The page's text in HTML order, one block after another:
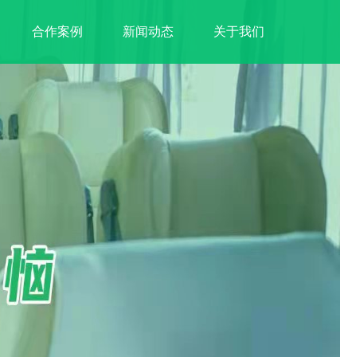
合作案例 新闻动态 关于我们